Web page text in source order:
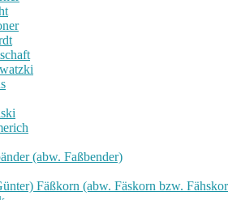
(abw. Faßbender)
Fäßkorn (abw. Fäskorn bzw.